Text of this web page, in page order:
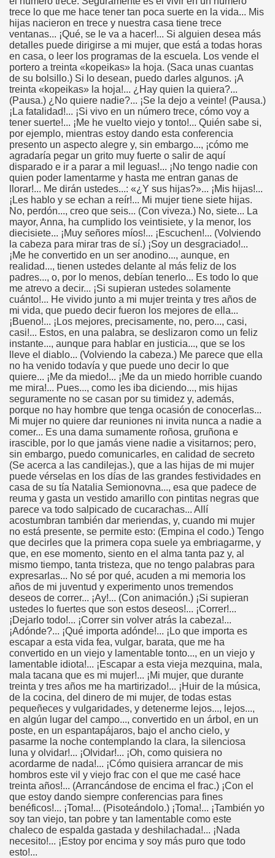
trece lo que me hace tener tan poca suerte en la vida... Mis
hijas nacieron en trece y nuestra casa tiene trece
ventanas... ¡Qué, se le va a hacer!... Si alguien desea más
detalles puede dirigirse a mi mujer, que está a todas horas
en casa, o leer los programas de la escuela. Los vende el
portero a treinta «kopeikas» la hoja. (Saca unas cuantas
de su bolsillo.) Si lo desean, puedo darles algunos. ¡A
treinta «kopeikas» la hoja!... ¿Hay quien la quiera?...
(Pausa.) ¿No quiere nadie?... ¡Se la dejo a veinte! (Pausa.)
¡La fatalidad!... ¡Si vivo en un número trece, cómo voy a
tener suerte!... ¡Me he vuelto viejo y tonto!... Quién sabe si,
por ejemplo, mientras estoy dando esta conferencia
presento un aspecto alegre y, sin embargo..., ¡cómo me
agradaría pegar un grito muy fuerte o salir de aquí
disparado e ir a parar a mil leguas!... ¡No tengo nadie con
quien poder lamentarme y hasta me entran ganas de
llorar!... Me dirán ustedes...: «¿Y sus hijas?»... ¡Mis hijas!...
¡Les hablo y se echan a reír!... Mi mujer tiene siete hijas.
No, perdón..., creo que seis... (Con viveza.) No, siete... La
mayor, Anna, ha cumplido los veintisiete, y la menor, los
diecisiete... ¡Muy señores míos!... ¡Escuchen!... (Volviendo
la cabeza para mirar tras de sí.) ¡Soy un desgraciado!...
¡Me he convertido en un ser anodino..., aunque, en
realidad..., tienen ustedes delante al más feliz de los
padres..., o, por lo menos, debían tenerlo... Es todo lo que
me atrevo a decir... ¡Si supieran ustedes solamente
cuánto!... He vivido junto a mi mujer treinta y tres años de
mi vida, que puedo decir fueron los mejores de ella...
¡Bueno!... ¡Los mejores, precisamente, no, pero..., casi,
casi!... Estos, en una palabra, se deslizaron como un feliz
instante..., aunque para hablar en justicia..., que se los
lleve el diablo... (Volviendo la cabeza.) Me parece que ella
no ha venido todavía y que puede uno decir lo que
quiere... ¡Me da miedo!... ¡Me da un miedo horrible cuando
me mira!... Pues..., como les iba diciendo..., mis hijas
seguramente no se casan por su timidez y, además,
porque no hay hombre que tenga ocasión de conocerlas...
Mi mujer no quiere dar reuniones ni invita nunca a nadie a
comer... Es una dama sumamente roñosa, gruñona e
irascible, por lo que jamás viene nadie a visitarnos; pero,
sin embargo, puedo comunicarles, en calidad de secreto
(Se acerca a las candilejas.), que a las hijas de mi mujer
puede vérselas en los días de las grandes festividades en
casa de su tía Natalia Semionovna..., esa que padece de
reuma y gasta un vestido amarillo con pintitas negras que
parece va todo salpicado de cucarachas... Allí
acostumbran también dar meriendas, y, cuando mi mujer
no está presente, se permite esto: (Empina el codo.) Tengo
que decirles que la primera copa suele ya embriagarme, y
que, en ese momento, siento en el alma tanta paz y, al
mismo tiempo, tanta tristeza, que no tengo palabras para
expresarlas... No sé por qué, acuden a mi memoria los
años de mi juventud y experimento unos tremendos
deseos de correr... ¡Ay!... (Con animación.) ¡Si supieran
ustedes lo fuertes que son estos deseos!... ¡Correr!...
¡Dejarlo todo!... ¡Correr sin volver atrás la cabeza!...
¡Adónde?... ¡Qué importa adónde!... ¡Lo que importa es
escapar a esta vida fea, vulgar, barata, que me ha
convertido en un viejo y lamentable tonto..., en un viejo y
lamentable idiota!... ¡Escapar a esta vieja mezquina, mala,
mala tacana que es mi mujer!... ¡Mi mujer, que durante
treinta y tres años me ha martirizado!... ¡Huir de la música,
de la cocina, del dinero de mi mujer, de todas estas
pequeñeces y vulgaridades, y detenerme lejos..., lejos...,
en algún lugar del campo..., convertido en un árbol, en un
poste, en un espantapájaros, bajo el ancho cielo, y
pasarme la noche contemplando la clara, la silenciosa
luna y olvidar!... ¡Olvidar!... ¡Oh, como quisiera no
acordarme de nada!... ¡Cómo quisiera arrancar de mis
hombros este vil y viejo frac con el que me casé hace
treinta años!... (Arrancándose de encima el frac.) ¡Con el
que estoy dando siempre conferencias para fines
benéficos!... ¡Toma!... (Pisoteándolo.) ¡Toma!... ¡También yo
soy tan viejo, tan pobre y tan lamentable como este
chaleco de espalda gastada y deshilachada!... ¡Nada
necesito!... ¡Estoy por encima y soy más puro que todo
esto!...